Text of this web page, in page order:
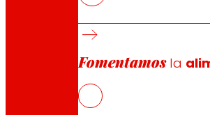
Fomentamosla
La inversión global en
Mantiene el ritmo de
supermercados
El 52% de las aperturas de
EROSKI recibió en 2023 el